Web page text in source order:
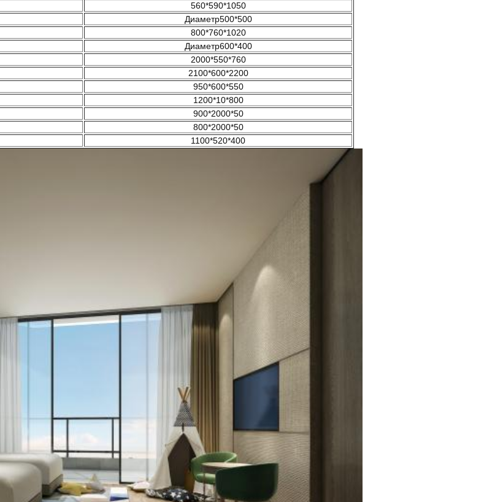
560*590*1050
Диаметр500*500
800*760*1020
Диаметр600*400
2000*550*760
2100*600*2200
950*600*550
1200*10*800
900*2000*50
800*2000*50
1100*520*400